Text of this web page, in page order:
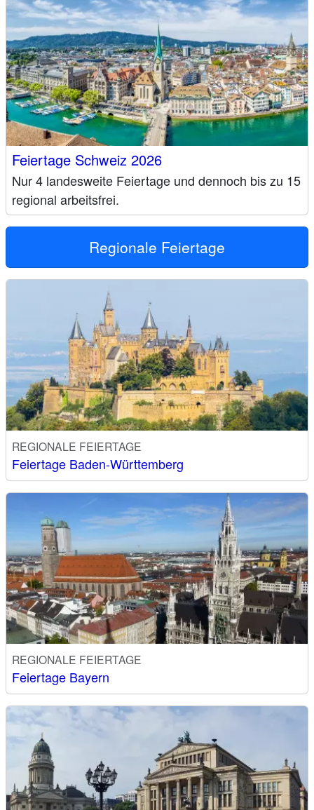
Feiertage Schweiz 2026
Nur 4 landesweite Feiertage und dennoch bis zu 15
regional arbeitsfrei.
Regionale Feiertage
REGIONALE FEIERTAGE
Feiertage Baden-Württemberg
REGIONALE FEIERTAGE
Feiertage Bayern